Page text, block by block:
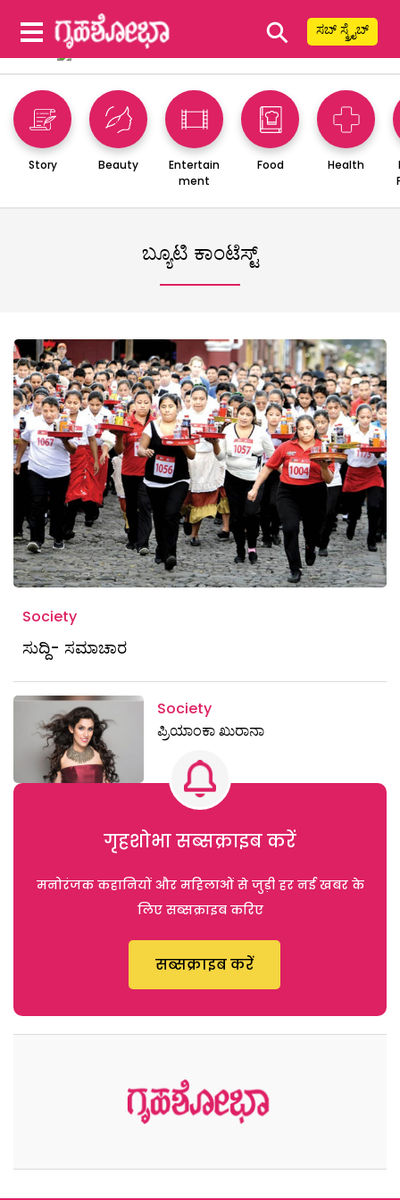
⚲ ಸಬ್ ಸ್ಕ್ರೈಬ್
Story Beauty
Entertain
ment
Food Health
ಬ್ಯೂಟಿ ಕಾಂಟೆಸ್ಟ್
Society
ಸುದ್ದಿ- ಸಮಾಚಾರ
Society
ಪ್ರಿಯಾಂಕಾ ಖುರಾನಾ
गृहशोभा सब्सक्राइब करें
मनोरंजक कहानियों और महिलाओं से जुड़ी हर नई खबर के
लिए सब्सक्राइब करिए
सब्सक्राइब करें